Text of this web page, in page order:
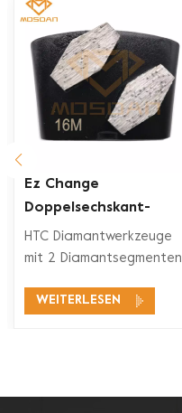
Ez Change
Doppelsechskant-
Segment-Diamant-
Schleifschuh
HTC Diamantwerkzeuge
mit 2 Diamantsegmenten
breites
WEITERLESEN